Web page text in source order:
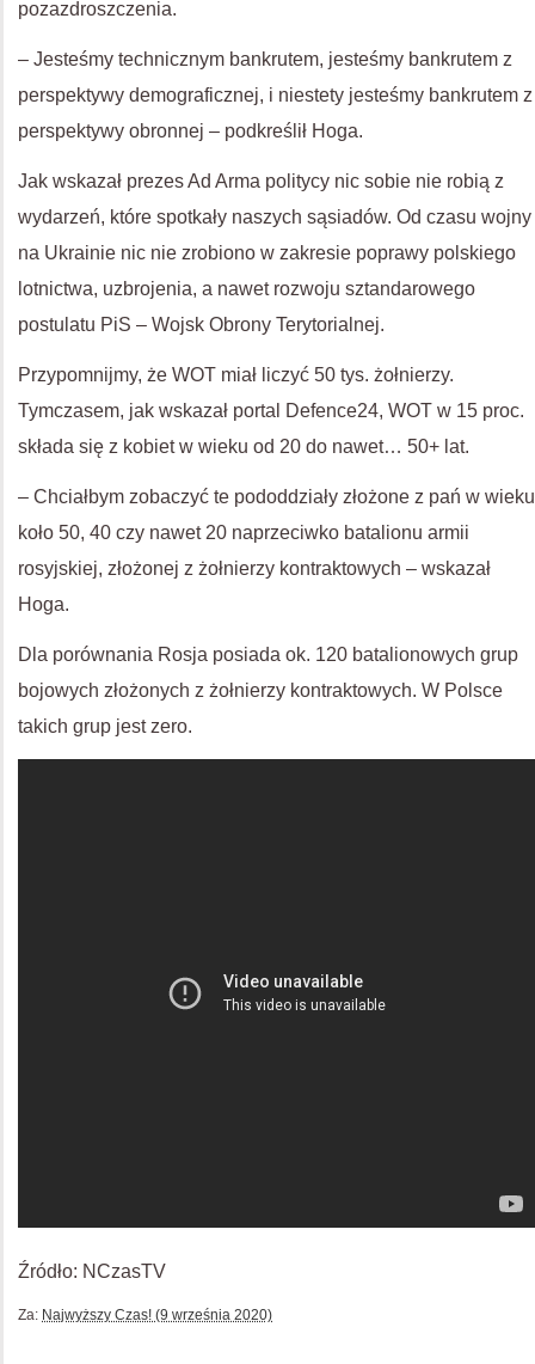
pozazdroszczenia.
– Jesteśmy technicznym bankrutem, jesteśmy bankrutem z
perspektywy demograficznej, i niestety jesteśmy bankrutem z
perspektywy obronnej – podkreślił Hoga.
Jak wskazał prezes Ad Arma politycy nic sobie nie robią z
wydarzeń, które spotkały naszych sąsiadów. Od czasu wojny
na Ukrainie nic nie zrobiono w zakresie poprawy polskiego
lotnictwa, uzbrojenia, a nawet rozwoju sztandarowego
postulatu PiS – Wojsk Obrony Terytorialnej.
Przypomnijmy, że WOT miał liczyć 50 tys. żołnierzy.
Tymczasem, jak wskazał portal Defence24, WOT w 15 proc.
składa się z kobiet w wieku od 20 do nawet… 50+ lat.
– Chciałbym zobaczyć te pododdziały złożone z pań w wieku
koło 50, 40 czy nawet 20 naprzeciwko batalionu armii
rosyjskiej, złożonej z żołnierzy kontraktowych – wskazał
Hoga.
Dla porównania Rosja posiada ok. 120 batalionowych grup
bojowych złożonych z żołnierzy kontraktowych. W Polsce
takich grup jest zero.
Źródło: NCzasTV
Za: Najwyższy Czas! (9 września 2020)